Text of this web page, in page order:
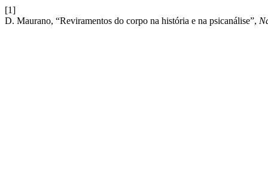
[1]
D. Maurano, “Reviramentos do corpo na história e na psicanálise”,